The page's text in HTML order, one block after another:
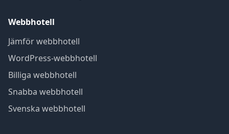
Webbhotell
Jämför webbhotell
WordPress-webbhotell
Billiga webbhotell
Snabba webbhotell
Svenska webbhotell